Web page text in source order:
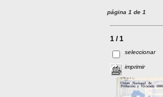
página 1 de 1
1 / 1
seleccionar
imprimir